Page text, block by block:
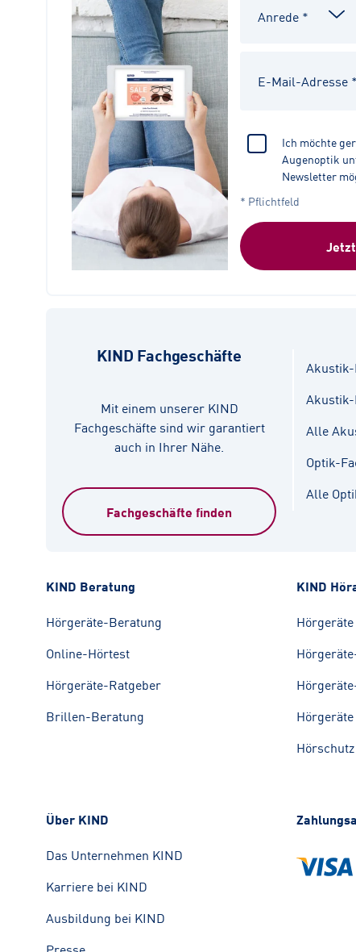
Ich möchte
Augenoptik
Newsletter
* Pflichtfeld
KIND Fachgeschäfte
Mit einem unserer KIND
Fachgeschäfte sind wir garantiert
auch in Ihrer Nähe.
Alle
Optik-
Alle
Fachgeschäfte finden
KIND Beratung
Hörgeräte-Beratung
Online-Hörtest
Hörgeräte-Ratgeber
Brillen-Beratung
KIND
Hörgeräte
Hörschutz
Über KIND
Das Unternehmen KIND
Karriere bei KIND
Ausbildung bei KIND